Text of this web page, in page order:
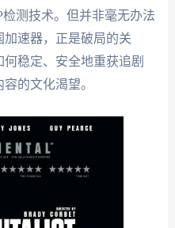
测技术。但并非毫无办法
速器，正是破局的关
稳定、安全地重获追剧
的文化渴望。